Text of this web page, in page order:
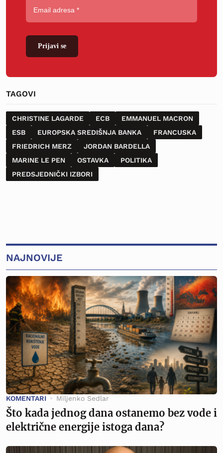
Prijavi se
TAGOVI
CHRISTINE LAGARDE ECB
EMMANUEL MACRON
ESB
EUROPSKA SREDIŠNJA BANKA
FRANCUSKA
FRIEDRICH MERZ
JORDAN BARDELLA
MARINE LE PEN
OSTAVKA
POLITIKA
PREDSJEDNIČKI IZBORI
NAJNOVIJE
KOMENTARI Miljenko Sedlar
Što kada jednog dana ostanemo bez vode i
električne energije istoga dana?